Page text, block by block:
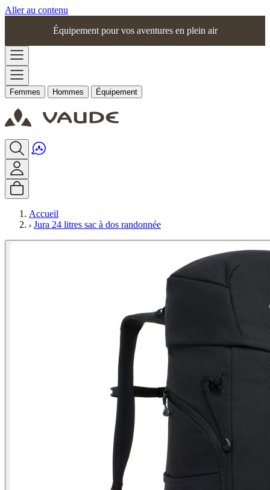
Aller au contenu
Équipement pour vos aventures en plein air
Femmes Hommes Équipement
Accueil
Jura 24 litres sac à dos randonnée